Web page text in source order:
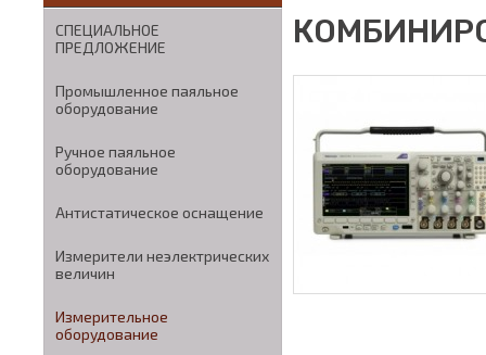
СПЕЦИАЛЬНОЕ
ПРЕДЛОЖЕНИЕ
Промышленное паяльное
оборудование
Ручное паяльное
оборудование
Антистатическое оснащение
Измерители неэлектрических
величин
Измерительное
оборудование